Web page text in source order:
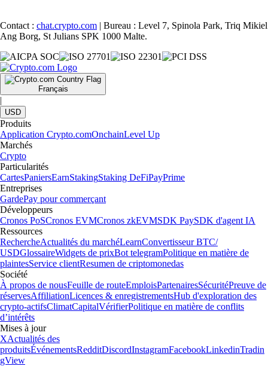
Contact : chat.crypto.com | Bureau : Level 7, Spinola Park, Triq Mikiel
Ang Borg, St Julians SPK 1000 Malte.
Français
|
USD
Produits
Application Crypto.comOnchainLevel Up
Marchés
Crypto
Particularités
CartesPaniersEarnStakingStaking DeFiPayPrime
Entreprises
GardePay pour commerçant
Développeurs
Cronos PoSCronos EVMCronos zkEVMSDK PaySDK d'agent IA
Ressources
RechercheActualités du marchéLearnConvertisseur BTC/
USDGlossaireWidgets de prixBot telegramPolitique en matière de
plaintesService clientResumen de criptomonedas
Société
À propos de nousFeuille de routeEmploisPartenairesSécuritéPreuve de
réservesAffiliationLicences & enregistrementsHub d'exploration des
crypto-actifsClimatCapitalVérifierPolitique en matière de conflits
d’intérêts
Mises à jour
XActualités des
produitsÉvénementsRedditDiscordInstagramFacebookLinkedinTradin
gView